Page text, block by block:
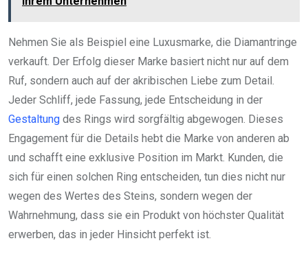
Nehmen Sie als Beispiel eine Luxusmarke, die Diamantringe
verkauft. Der Erfolg dieser Marke basiert nicht nur auf dem
Ruf, sondern auch auf der akribischen Liebe zum Detail.
Jeder Schliff, jede Fassung, jede Entscheidung in der
Gestaltung des Rings wird sorgfältig abgewogen. Dieses
Engagement für die Details hebt die Marke von anderen ab
und schafft eine exklusive Position im Markt. Kunden, die
sich für einen solchen Ring entscheiden, tun dies nicht nur
wegen des Wertes des Steins, sondern wegen der
Wahrnehmung, dass sie ein Produkt von höchster Qualität
erwerben, das in jeder Hinsicht perfekt ist.